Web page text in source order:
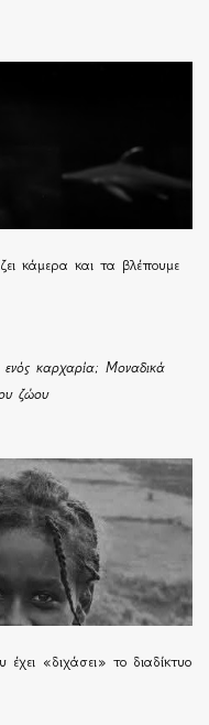
κάμερα και τα βλέπουμε
καρχαρία; Μοναδικά
ζώου
«διχάσει» το διαδίκτυο